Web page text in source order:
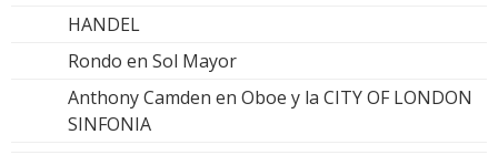
HANDEL
Rondo en Sol Mayor
Anthony Camden en Oboe y la CITY OF LONDON
SINFONIA